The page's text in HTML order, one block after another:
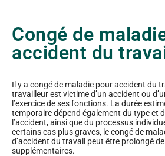
Congé de
accident du
Il y a congé de maladie pour accident du
travailleur est victime d’un accident ou
l’exercice de ses fonctions. La durée
temporaire dépend également du type et
l’accident, ainsi que du processus
certains cas plus graves, le congé de
d’accident du travail peut être prolongé
supplémentaires.